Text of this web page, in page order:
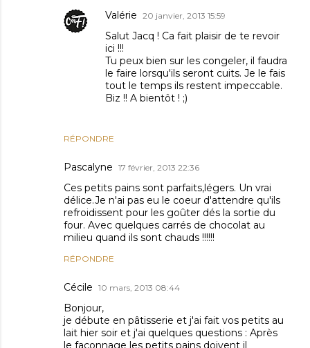
RÉPONDRE
Valérie 20 janvier, 2013 15:59
Salut Jacq ! Ca fait plaisir de te revoir
ici !!!
Tu peux bien sur les congeler, il faudra
le faire lorsqu'ils seront cuits. Je le fais
tout le temps ils restent impeccable.
Biz !! A bientôt ! ;)
Pascalyne 17 février, 2013 22:36
Ces petits pains sont parfaits,légers. Un vrai
délice.Je n'ai pas eu le coeur d'attendre qu'ils
refroidissent pour les goûter dés la sortie du
four. Avec quelques carrés de chocolat au
milieu quand ils sont chauds !!!!!!
RÉPONDRE
Cécile 10 mars, 2013 08:44
Bonjour,
je débute en pâtisserie et j'ai fait vos petits au
lait hier soir et j'ai quelques questions : Après
le façonnage les petits pains doivent il